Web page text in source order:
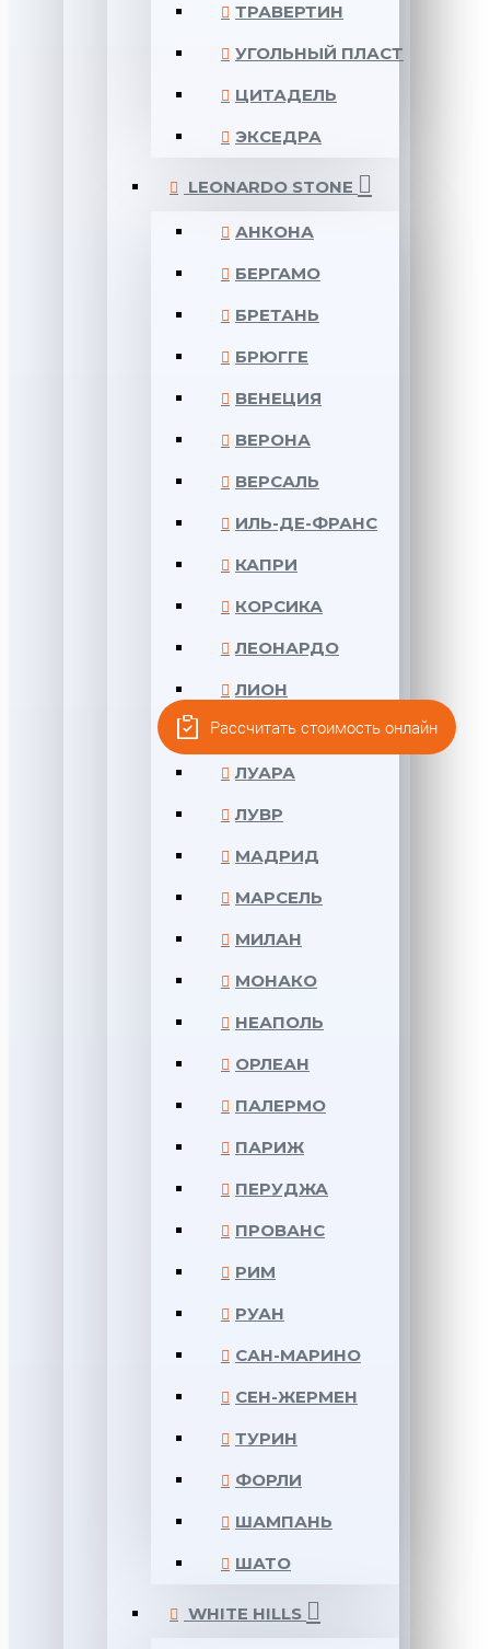
ТРАВЕРТИН
УГОЛЬНЫЙ ПЛАСТ
ЦИТАДЕЛЬ
ЭКСЕДРА
LEONARDO STONE
АНКОНА
БЕРГАМО
БРЕТАНЬ
БРЮГГЕ
ВЕНЕЦИЯ
ВЕРОНА
ВЕРСАЛЬ
ИЛЬ-ДЕ-ФРАНС
КАПРИ
КОРСИКА
ЛЕОНАРДО
ЛИОН
ЛОНДОН
ЛУАРА
ЛУВР
МАДРИД
МАРСЕЛЬ
МИЛАН
МОНАКО
НЕАПОЛЬ
ОРЛЕАН
ПАЛЕРМО
ПАРИЖ
ПЕРУДЖА
ПРОВАНС
РИМ
РУАН
САН-МАРИНО
СЕН-ЖЕРМЕН
ТУРИН
ФОРЛИ
ШАМПАНЬ
ШАТО
WHITE HILLS
Рассчитать стоимость онлайн